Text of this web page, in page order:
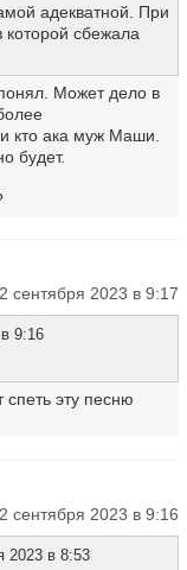
адекватной. При
сбежала
Может дело в
кто ака муж Маши.
будет.
сентября 2023 в 9:17
9:16
эту песню
сентября 2023 в 9:16
2023 в 8:53